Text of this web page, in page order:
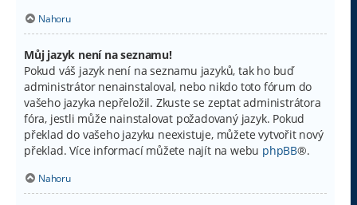
Nahoru
Můj jazyk není na seznamu!
Pokud váš jazyk není na seznamu jazyků, tak ho buď
administrátor nenainstaloval, nebo nikdo toto fórum do
vašeho jazyka nepřeložil. Zkuste se zeptat administrátora
fóra, jestli může nainstalovat požadovaný jazyk. Pokud
překlad do vašeho jazyku neexistuje, můžete vytvořit nový
překlad. Více informací můžete najít na webu phpBB®.
Nahoru